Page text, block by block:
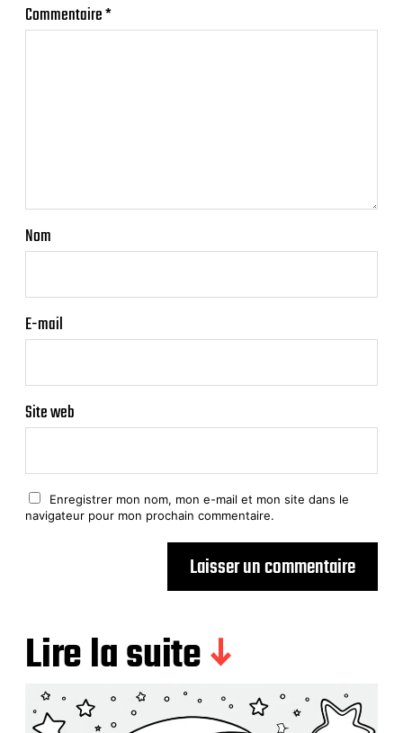
Commentaire*
Nom
E-mail
Site web
Enregistrer mon nom, mon e-mail et mon site dans le
navigateur pour mon prochain commentaire.
Lire la suite